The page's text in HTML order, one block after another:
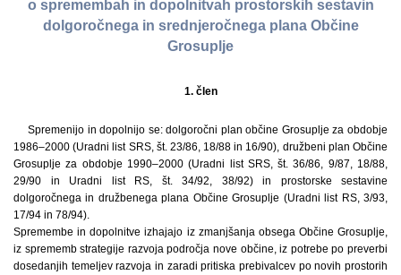
o spremembah in dopolnitvah prostorskih sestavin
dolgoročnega in srednjeročnega plana Občine
Grosuplje
1. člen
Spremenijo in dopolnijo se: dolgoročni plan občine Grosuplje za obdobje
1986–2000 (Uradni list SRS, št. 23/86, 18/88 in 16/90), družbeni plan Občine
Grosuplje za obdobje 1990–2000 (Uradni list SRS, št. 36/86, 9/87, 18/88,
29/90 in Uradni list RS, št. 34/92, 38/92) in prostorske sestavine
dolgoročnega in družbenega plana Občine Grosuplje (Uradni list RS, 3/93,
17/94 in 78/94).
Spremembe in dopolnitve izhajajo iz zmanjšanja obsega Občine Grosuplje,
iz sprememb strategije razvoja področja nove občine, iz potrebe po preverbi
dosedanjih temeljev razvoja in zaradi pritiska prebivalcev po novih prostorih